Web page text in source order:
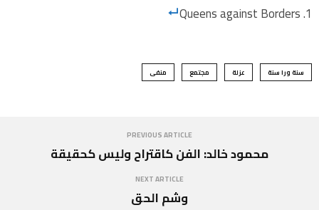
Queens against Borders
سنة ورا سنة عزلة مجتمع منفى
PREVIOUS ARTICLE
محمود خالد: الفن كاقتراح وليس كحقيقة
NEXT ARTICLE
وشم الحق